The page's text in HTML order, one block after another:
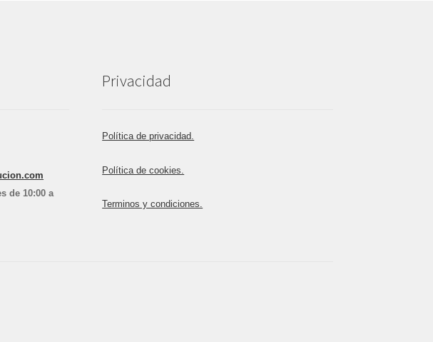
de 10:00 a
Privacidad
Política de privacidad.
Política de cookies.
Terminos y condiciones.